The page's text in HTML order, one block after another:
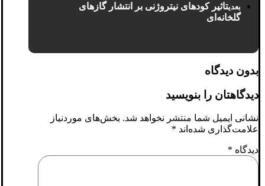
بعدیتاثیر کودهای نیتروژنی بر انتشار گازهای
گلخانه‌ای
بدون دیدگاه
دیدگاهتان را بنویسید
نشانی ایمیل شما منتشر نخواهد شد. بخش‌های موردنیاز
علامت‌گذاری شده‌اند *
دیدگاه *